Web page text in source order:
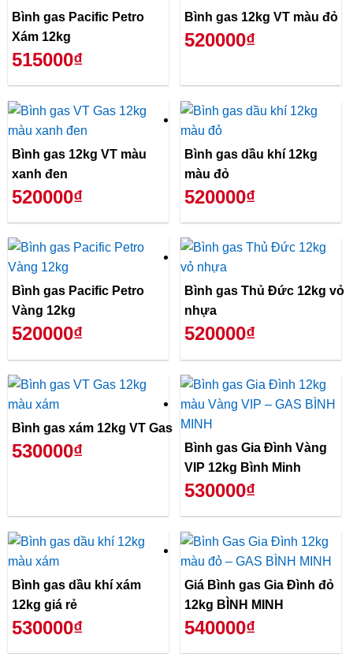
Bình gas Pacific Petro
Xám 12kg
515000₫
Bình gas 12kg VT màu đỏ
520000₫
Bình gas 12kg VT màu
xanh đen
520000₫
Bình gas dầu khí 12kg
màu đỏ
520000₫
Bình gas Pacific Petro
Vàng 12kg
520000₫
Bình gas Thủ Đức 12kg vỏ
nhựa
520000₫
Bình gas xám 12kg VT Gas
530000₫
Bình gas Gia Đình Vàng
VIP 12kg Bình Minh
530000₫
Bình gas dầu khí xám
12kg giá rẻ
530000₫
Giá Bình gas Gia Đình đỏ
12kg BÌNH MINH
540000₫